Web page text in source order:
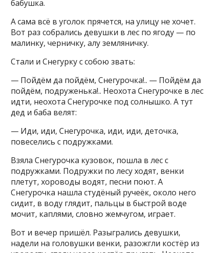
бабушка.
А сама всё в уголок прячется, на улицу не хочет.
Вот раз собрались девушки в лес по ягоду — по
малинку, черничку, алу земляничку.
Стали и Снегурку с собою звать:
— Пойдём да пойдём, Снегурочка!.. — Пойдём да
пойдём, подруженька!.. Неохота Снегурочке в лес
идти, неохота Снегурочке под солнышко. А тут
дед и баба велят:
— Иди, иди, Снегурочка, иди, иди, деточка,
повеселись с подружками.
Взяла Снегурочка кузовок, пошла в лес с
подружками. Подружки по лесу ходят, венки
плетут, хороводы водят, песни поют. А
Снегурочка нашла студёный ручеёк, около него
сидит, в воду глядит, пальцы в быстрой воде
мочит, каплями, словно жемчугом, играет.
Вот и вечер пришёл. Разыгрались девушки,
надели на головушки венки, разожгли костёр из